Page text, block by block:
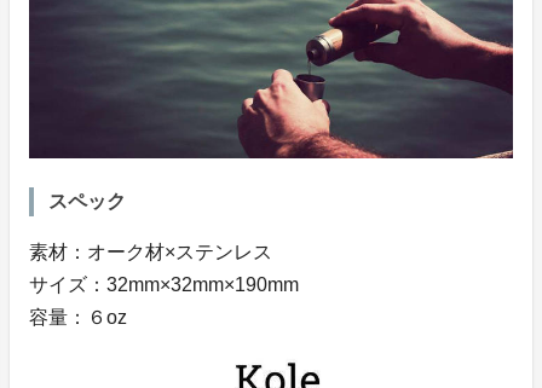
スペック
素材：オーク材×ステンレス
サイズ：32mm×32mm×190mm
容量：６oz